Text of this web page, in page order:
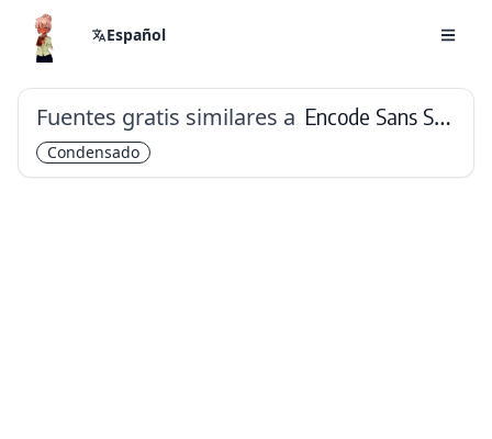
Español
Fuentes gratis similares a Encode Sans Semi Condensed
Condensado